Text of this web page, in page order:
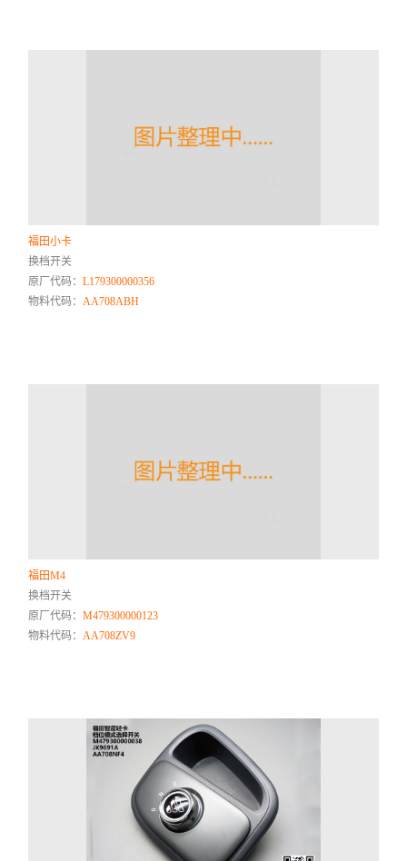
福田小卡
换档开关
原厂代码：L179300000356
物料代码：AA708ABH
福田M4
换档开关
原厂代码：M479300000123
物料代码：AA708ZV9